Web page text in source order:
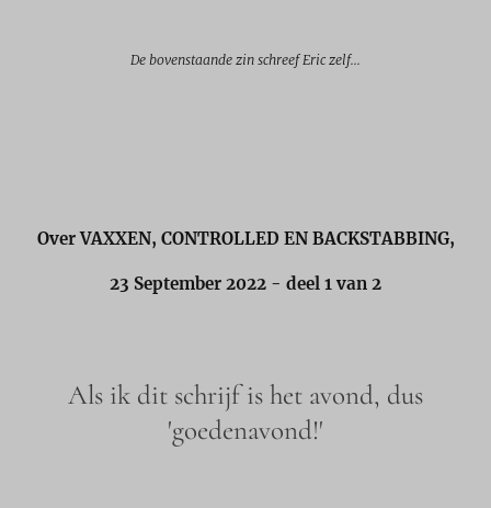
De bovenstaande zin schreef Eric zelf...
Over VAXXEN, CONTROLLED EN BACKSTABBING,
23 September 2022 - deel 1 van 2
Als ik dit schrijf is het avond, dus
'goedenavond!'